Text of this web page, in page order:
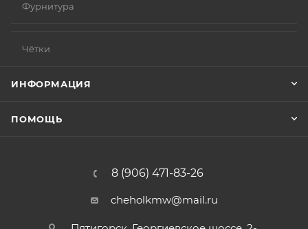
Фурнитура
Чётки
ИНФОРМАЦИЯ
ПОМОЩЬ
8 (906) 471-83-26
cheholkmw@mail.ru